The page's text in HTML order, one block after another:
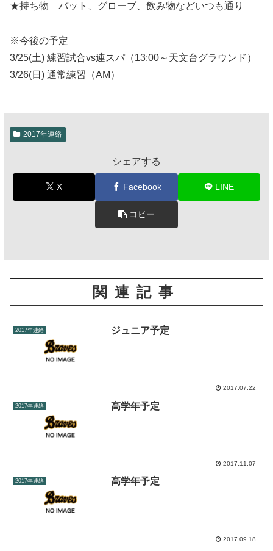
★持ち物 バット、グローブ、飲み物などいつも通り
※今後の予定
3/25(土) 練習試合vs連スパ（13:00～天文台グラウンド）
3/26(日) 通常練習（AM）
2017年連絡
シェアする
X Facebook LINE
コピー
関連記事
2017年連絡 ジュニア予定
2017.07.22
2017年連絡 高学年予定
2017.11.07
2017年連絡 高学年予定
2017.09.18